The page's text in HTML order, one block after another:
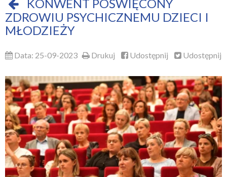
KONWENT POŚWIĘCONY
ZDROWIU PSYCHICZNEMU DZIECI I
MŁODZIEŻY
Data: 25-09-2023 Drukuj Udostępnij Udostępnij